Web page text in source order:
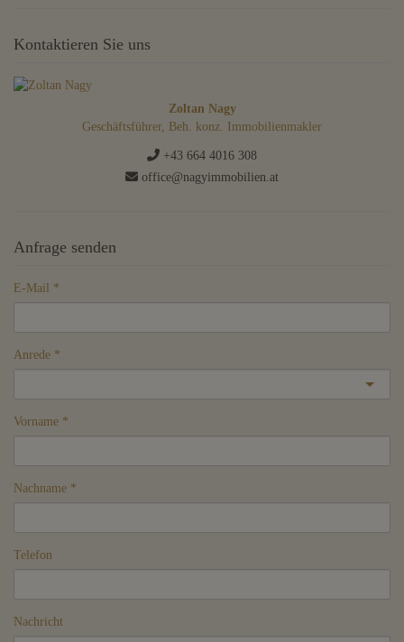
Kontaktieren Sie uns
Zoltan Nagy
Geschäftsführer, Beh. konz. Immobilienmakler
+43 664 4016 308
office@nagyimmobilien.at
Anfrage senden
E-Mail
Anrede
Vorname
Nachname
Telefon
Nachricht